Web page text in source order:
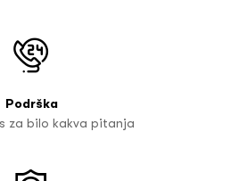
Podrška
za bilo kakva pitanja